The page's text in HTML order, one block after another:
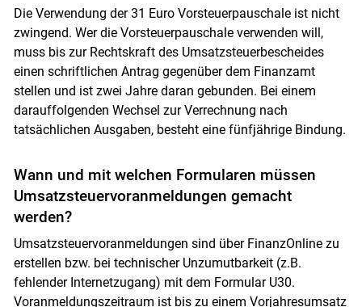
Die Verwendung der 31 Euro Vorsteuerpauschale ist nicht
zwingend. Wer die Vorsteuerpauschale verwenden will,
muss bis zur Rechtskraft des Umsatzsteuerbescheides
einen schriftlichen Antrag gegenüber dem Finanzamt
stellen und ist zwei Jahre daran gebunden. Bei einem
darauffolgenden Wechsel zur Verrechnung nach
tatsächlichen Ausgaben, besteht eine fünfjährige Bindung.
Wann und mit welchen Formularen müssen
Umsatzsteuervoranmeldungen gemacht
werden?
Umsatzsteuervoranmeldungen sind über FinanzOnline zu
erstellen bzw. bei technischer Unzumutbarkeit (z.B.
fehlender Internetzugang) mit dem Formular U30.
Voranmeldungszeitraum ist bis zu einem Vorjahresumsatz